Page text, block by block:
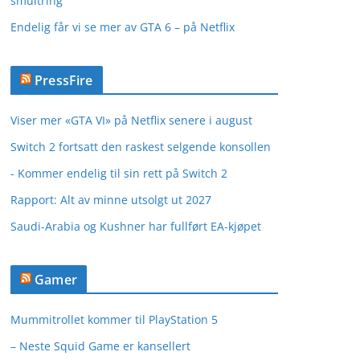
Endelig får vi se mer av GTA 6 – på Netflix
PressFire
Viser mer «GTA VI» på Netflix senere i august
Switch 2 fortsatt den raskest selgende konsollen
- Kommer endelig til sin rett på Switch 2
Rapport: Alt av minne utsolgt ut 2027
Saudi-Arabia og Kushner har fullført EA-kjøpet
Gamer
Mummitrollet kommer til PlayStation 5
– Neste Squid Game er kansellert